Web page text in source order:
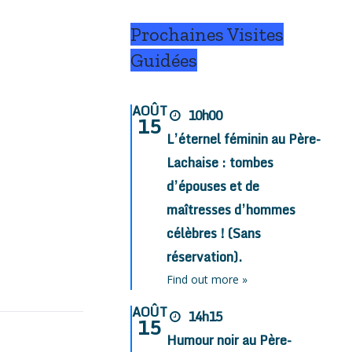
Prochaines Visites
Guidées
AOÛT
15
10h00
L’éternel féminin au Père-
Lachaise : tombes
d’épouses et de
maîtresses d’hommes
célèbres ! (Sans
réservation).
Find out more »
AOÛT
15
14h15
Humour noir au Père-